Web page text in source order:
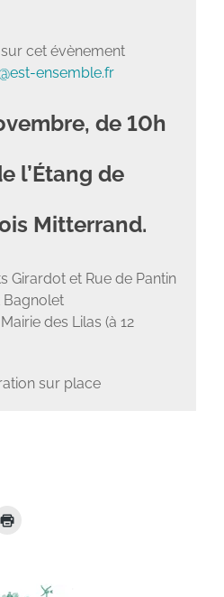
cet évènement
ensemble.fr
de 10h
l’Étang de
Mitterrand.
Girardot et Rue de Pantin
Bagnolet
des Lilas (à 12
sur place